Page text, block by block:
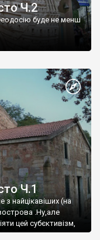
Ч.2
буде не менш
Ч.1
з найцікавіших (на
.Ну,але
цей субєктивізм,